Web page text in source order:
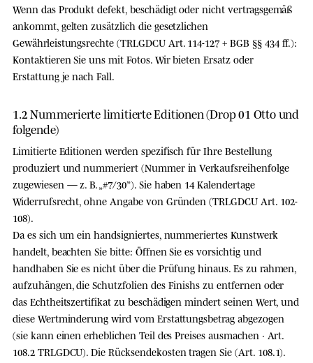
Wenn das Produktdefekt, beschädigt oder nicht vertragsgemäß
ankommt, gelten zusätzlich die gesetzlichen
Gewährleistungsrechte (TRLGDCU Art. 114-127 + BGB §§ 434 ff.):
Kontaktieren Sie uns mit Fotos. Wir bieten Ersatz oder
Erstattung je nach Fall.
1.2 Nummerierte limitierte Editionen (Drop 01 Otto und
folgende)
Limitierte Editionen werden spezifisch für Ihre Bestellung
produziert und nummeriert (Nummer in Verkaufsreihenfolge
zugewiesen — z. B. „#7/30”). Sie haben 14 Kalendertage
Widerrufsrecht, ohne Angabe von Gründen (TRLGDCU Art. 102-
108).
Da es sich um einhandsigniertes, nummeriertes Kunstwerk
handelt, beachten Sie bitte: Öffnen Sie es vorsichtig und
handhaben Sie es nicht über die Prüfung hinaus. Es zu rahmen,
aufzuhängen, die Schutzfolien des Finishs zu entfernen oder
das Echtheitszertifikat zu beschädigen mindert seinen Wert, und
diese Wertminderung wird vom Erstattungsbetrag abgezogen
(sie kann einen erheblichen Teil des Preises ausmachen · Art.
108.2 TRLGDCU).Die Rücksendekosten tragen Sie (Art. 108.1).